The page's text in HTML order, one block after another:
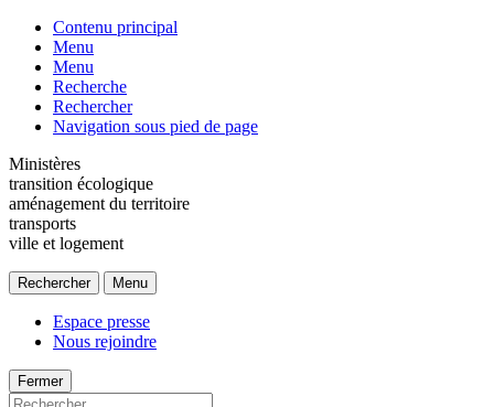
Contenu principal
Menu
Menu
Recherche
Rechercher
Navigation sous pied de page
Ministères
transition écologique
aménagement du territoire
transports
ville et logement
Rechercher Menu
Espace presse
Nous rejoindre
Fermer